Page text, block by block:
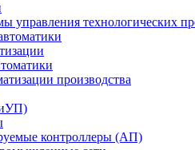
управления технологических
производства
контроллеры (АП)